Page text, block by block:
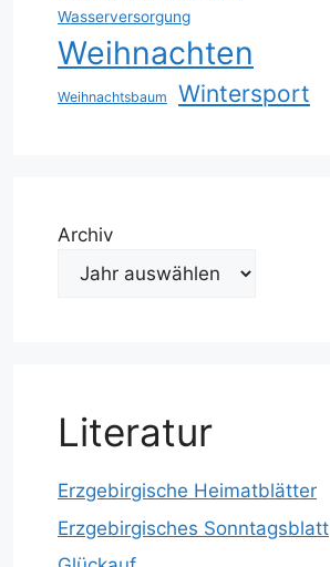
Wasserversorgung
Weihnachten
Weihnachtsbaum Wintersport
Archiv
Literatur
Erzgebirgische Heimatblätter
Erzgebirgisches Sonntagsblatt